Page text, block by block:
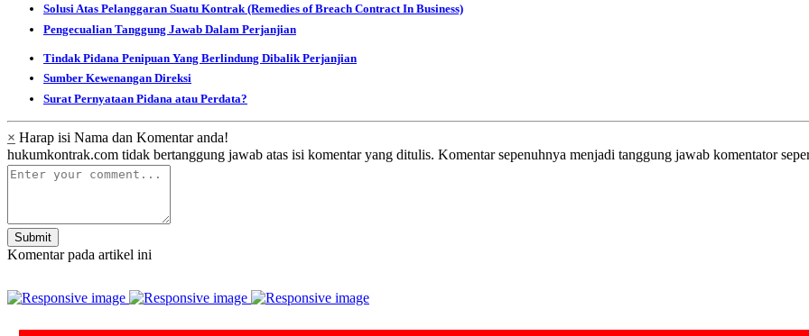
Solusi Atas Pelanggaran Suatu Kontrak (Remedies of Breach Contract In Business)
Pengecualian Tanggung Jawab Dalam Perjanjian
Tindak Pidana Penipuan Yang Berlindung Dibalik Perjanjian
Sumber Kewenangan Direksi
Surat Pernyataan Pidana atau Perdata?
× Harap isi Nama dan Komentar anda!
hukumkontrak.com tidak bertanggung jawab atas isi komentar yang ditulis. Komentar sepenuhnya menjadi tanggung jawab komentator
Submit
Komentar pada artikel ini